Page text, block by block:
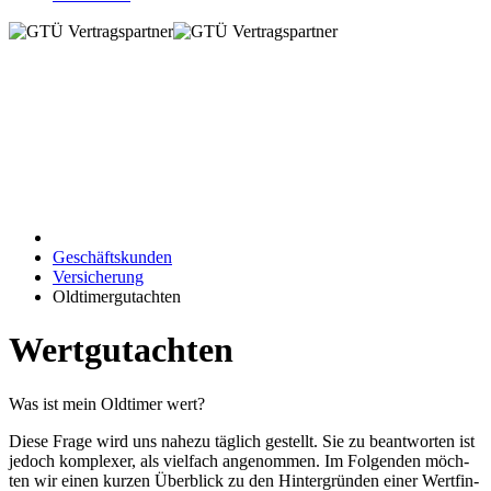
Geschäftskunden
Versicherung
Oldtimergutachten
Wertgutachten
Was ist mein Old­ti­mer wert?
Die­se Fra­ge wird uns na­he­zu täg­lich ge­stellt. Sie zu be­ant­wor­ten ist
je­doch kom­ple­xer, als viel­fach an­ge­nom­men. Im Fol­gen­den möch­
ten wir ei­nen kur­zen Über­blick zu den Hin­ter­grün­den ei­ner Wert­fin­